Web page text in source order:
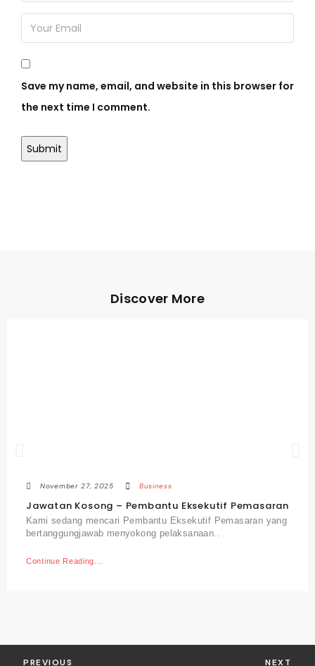
Save my name, email, and website in this browser for
the next time I comment.
Discover More
November 27, 2025 Business
Jawatan Kosong – Pembantu Eksekutif Pemasaran
Kami sedang mencari Pembantu Eksekutif Pemasaran yang
bertanggungjawab menyokong pelaksanaan..
Continue Reading...
PREVIOUS NEXT